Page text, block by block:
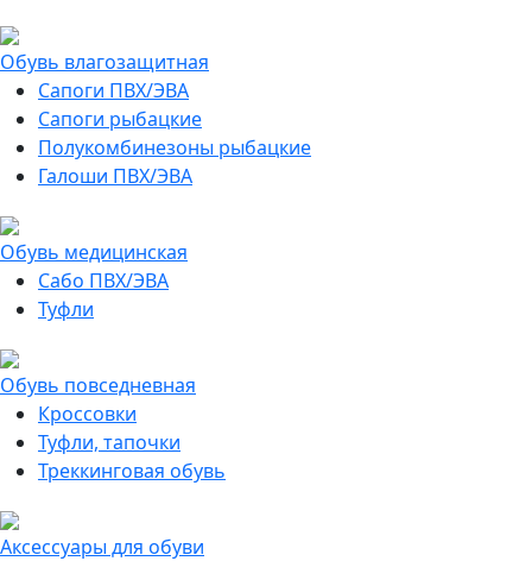
Обувь влагозащитная
Сапоги ПВХ/ЭВА
Сапоги рыбацкие
Полукомбинезоны рыбацкие
Галоши ПВХ/ЭВА
Обувь медицинская
Сабо ПВХ/ЭВА
Туфли
Обувь повседневная
Кроссовки
Туфли, тапочки
Треккинговая обувь
Аксессуары для обуви